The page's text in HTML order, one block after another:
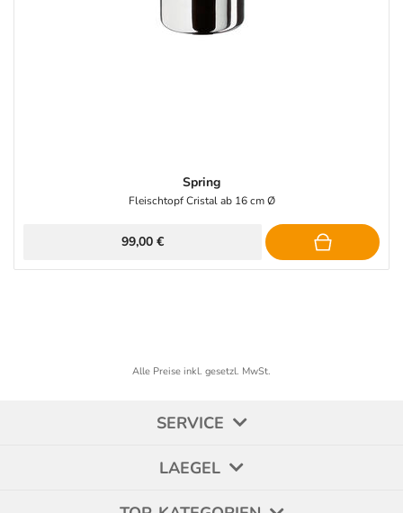
Spring
Fleischtopf Cristal ab 16 cm Ø
99,00 €
Alle Preise inkl. gesetzl. MwSt.
SERVICE
LAEGEL